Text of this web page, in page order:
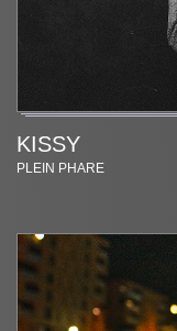
KISSY
PLEIN PHARE